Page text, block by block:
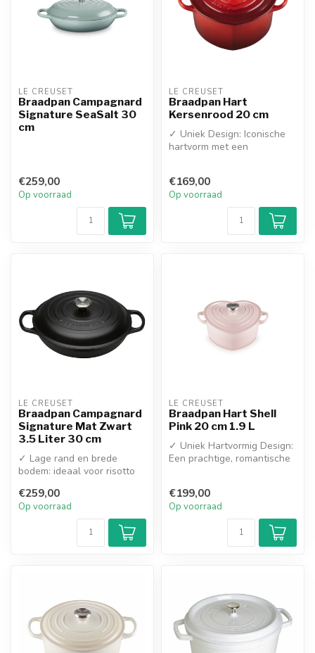
LE CREUSET
Braadpan Campagnard
Signature SeaSalt 30
cm
€259,00
Op voorraad
LE CREUSET
Braadpan Hart
Kersenrood 20 cm
✓ Uniek Design: Iconische
hartvorm met een
✓ Su...
€169,00
Op voorraad
LE CREUSET
Braadpan Campagnard
Signature Mat Zwart
3.5 Liter 30 cm
✓ Lage rand en brede
bodem: ideaal voor risotto
✓ Zwart emaill...
€259,00
Op voorraad
LE CREUSET
Braadpan Hart Shell
Pink 20 cm 1.9 L
✓ Uniek Hartvormig Design:
Een prachtige, romantische
€199,00
Op voorraad